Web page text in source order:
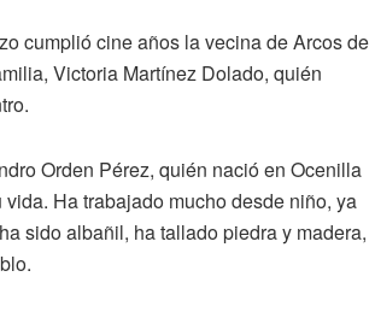
cumplió cine años la vecina de Arcos de
Victoria Martínez Dolado, quién
Orden Pérez, quién nació en Ocenilla
Ha trabajado mucho desde niño, ya
sido albañil, ha tallado piedra y madera,